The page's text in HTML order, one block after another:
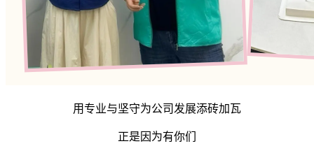
用专业与坚守为公司发展添砖加瓦
正是因为有你们